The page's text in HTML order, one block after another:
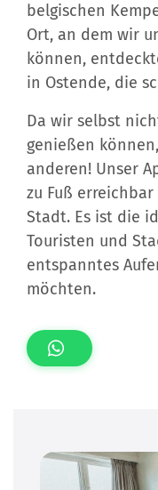
belgischen
Ort, an dem wir
können,
in Ostende, die
Da wir selbst
genießen
anderen! Unser
zu Fuß
Stadt. Es ist die
Touristen und
entspanntes
möchten.